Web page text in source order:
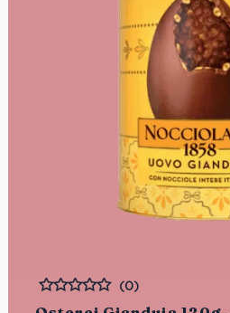
Bewertet
(0)